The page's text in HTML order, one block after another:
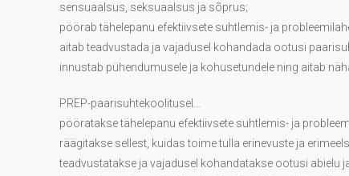
sensuaalsus, seksuaalsus ja sõprus;
pöörab tähelepanu efektiivsete suhtlemis- ja
aitab teadvustada ja vajadusel kohandada ootusi
innustab pühendumusele ja kohusetundele ning aitab
PREP-paarisuhtekoolitusel…
pööratakse tähelepanu efektiivsete suhtlemis- ja
räägitakse sellest, kuidas toime tulla erinevuste ja
teadvustatakse ja vajadusel kohandatakse ootusi abielu